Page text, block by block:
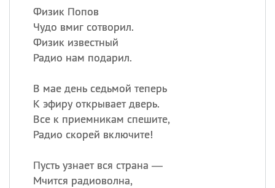
Физик Попов
Чудо вмиг сотворил.
Физик известный
Радио нам подарил.
В мае день седьмой теперь
К эфиру открывает дверь.
Все к приемникам спешите,
Радио скорей включите!
Пусть узнает вся страна —
Мчится радиоволна,